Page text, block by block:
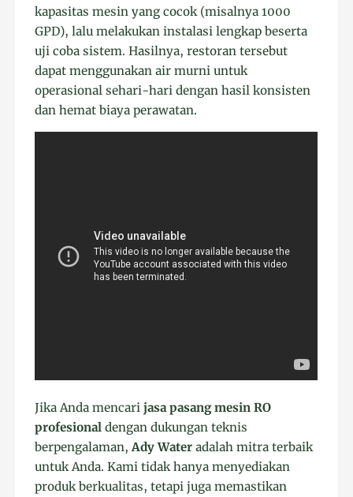
kapasitas mesin yang cocok (misalnya 1000
GPD), lalu melakukan instalasi lengkap beserta
uji coba sistem. Hasilnya, restoran tersebut
dapat menggunakan air murni untuk
operasional sehari-hari dengan hasil konsisten
dan hemat biaya perawatan.
Jika Anda mencarijasa pasang mesin RO
profesional dengan dukungan teknis
berpengalaman,Ady Water adalah mitra terbaik
untuk Anda. Kami tidak hanya menyediakan
produk berkualitas, tetapi juga memastikan